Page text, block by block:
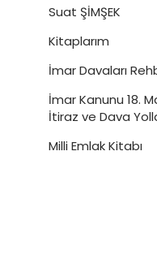
Suat ŞİMŞEK
Kitaplarım
İmar Davaları
İmar Kanunu 18.
İtiraz ve Dava
Milli Emlak Kitabı